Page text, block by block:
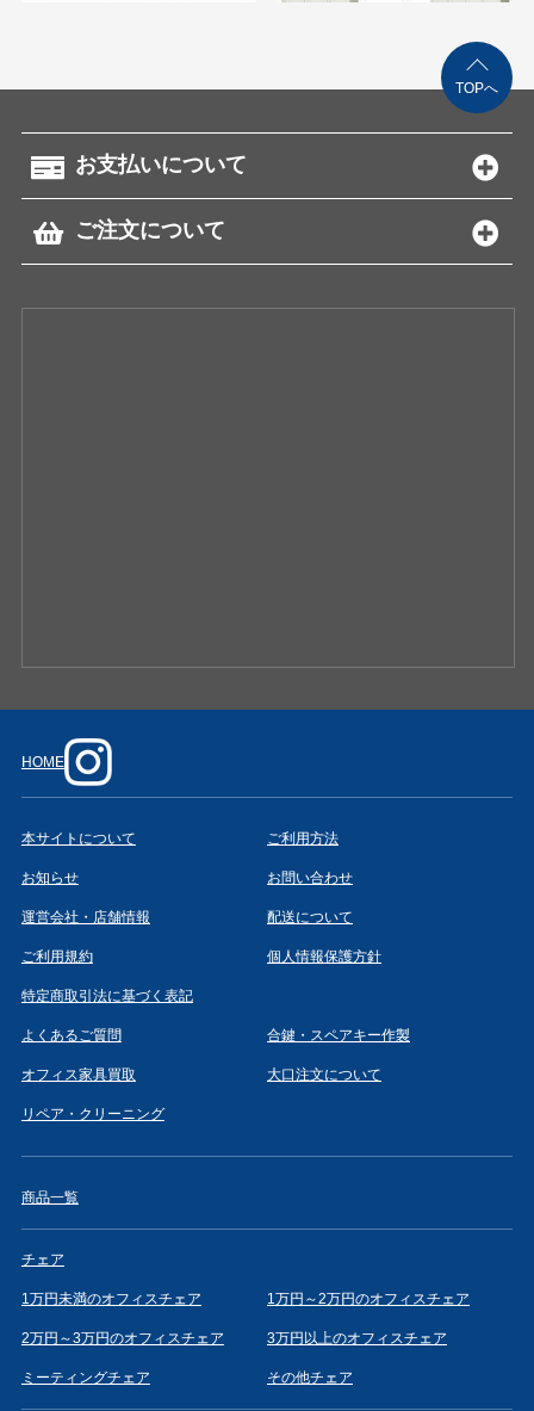
お支払いについて
ご注文について
HOME
本サイトについて ご利用方法
お知らせ お問い合わせ
運営会社・店舗情報 配送について
ご利用規約 個人情報保護方針
特定商取引法に基づく表記
よくあるご質問 合鍵・スペアキー作製
オフィス家具買取 大口注文について
リペア・クリーニング
商品一覧
チェア
1万円未満のオフィスチェア 1万円～2万円のオフィスチェア
2万円～3万円のオフィスチェア 3万円以上のオフィスチェア
ミーティングチェア その他チェア
TOPへ